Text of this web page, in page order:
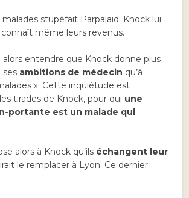
stupéfait Parpalaid. Knock lui
même leurs revenus.
alors entendre que Knock donne plus
ses ambitions de médecin qu’à
». Cette inquiétude est
tirades de Knock, pour qui une
portante est un malade qui
alors à Knock qu’ils échangent leur
le remplacer à Lyon. Ce dernier